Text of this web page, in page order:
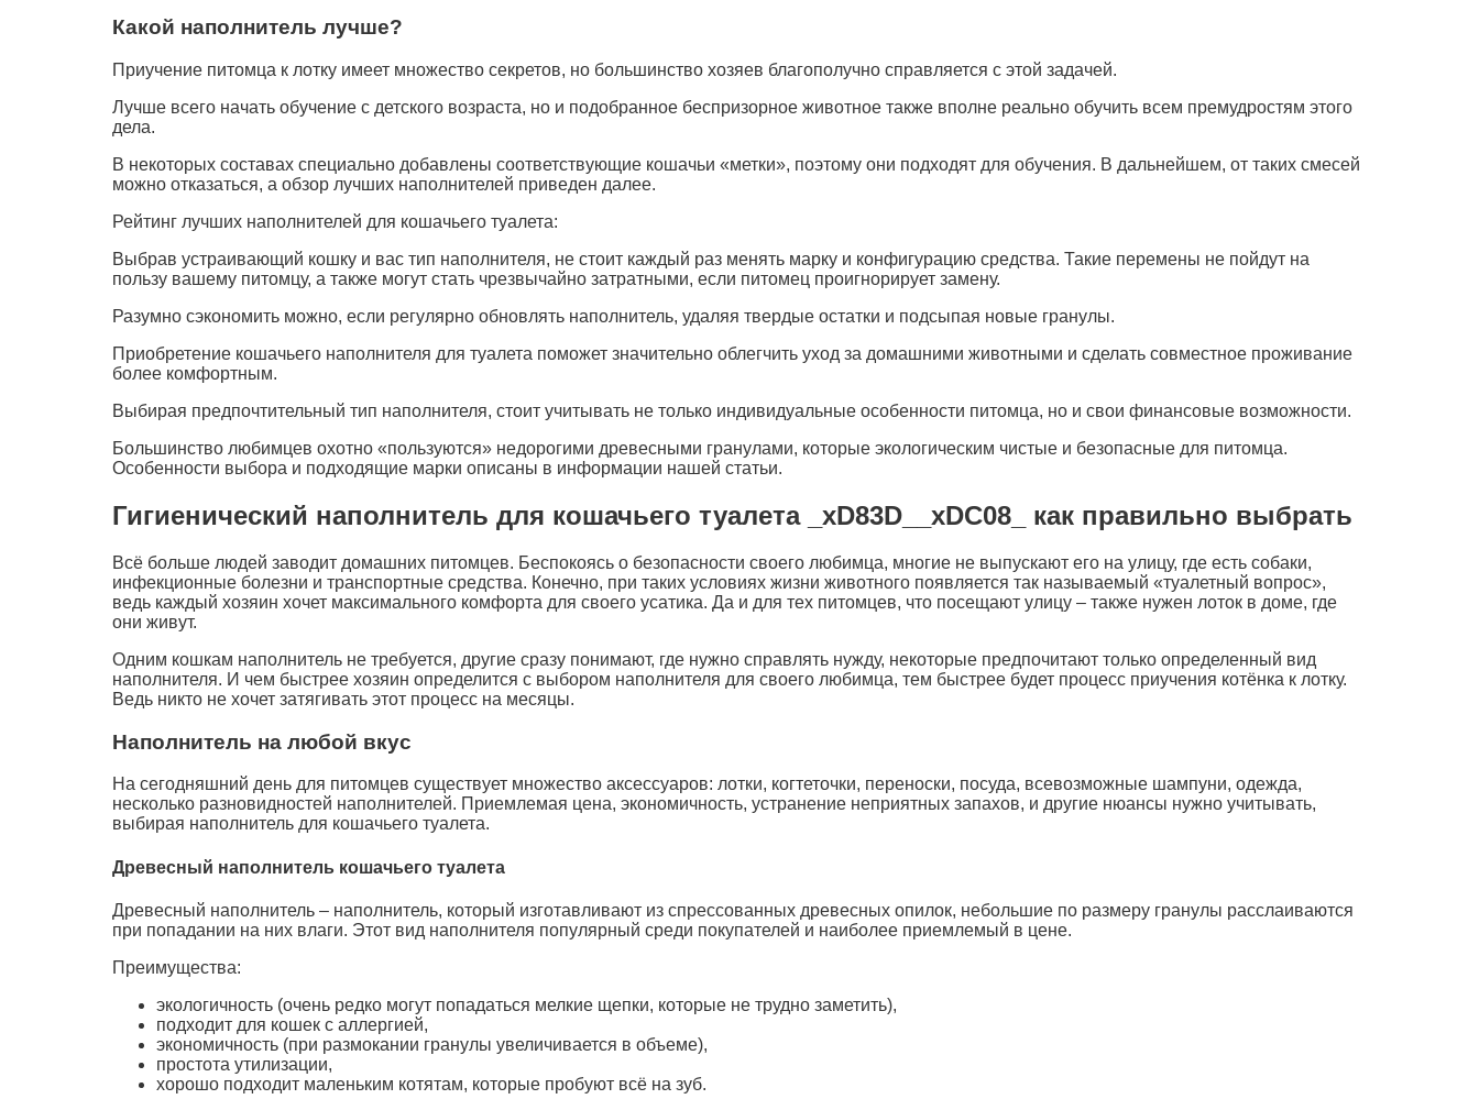
Какой наполнитель лучше?
Приучение питомца к лотку имеет множество секретов, но большинство хозяев благополучно справляется с этой задачей.
Лучше всего начать обучение с детского возраста, но и подобранное беспризорное животное также вполне реально обучить всем премудростям этого
дела.
В некоторых составах специально добавлены соответствующие кошачьи «метки», поэтому они подходят для обучения. В дальнейшем, от таких смесей
можно отказаться, а обзор лучших наполнителей приведен далее.
Рейтинг лучших наполнителей для кошачьего туалета:
Выбрав устраивающий кошку и вас тип наполнителя, не стоит каждый раз менять марку и конфигурацию средства. Такие перемены не пойдут на
пользу вашему питомцу, а также могут стать чрезвычайно затратными, если питомец проигнорирует замену.
Разумно сэкономить можно, если регулярно обновлять наполнитель, удаляя твердые остатки и подсыпая новые гранулы.
Приобретение кошачьего наполнителя для туалета поможет значительно облегчить уход за домашними животными и сделать совместное проживание
более комфортным.
Выбирая предпочтительный тип наполнителя, стоит учитывать не только индивидуальные особенности питомца, но и свои финансовые возможности.
Большинство любимцев охотно «пользуются» недорогими древесными гранулами, которые экологическим чистые и безопасные для питомца.
Особенности выбора и подходящие марки описаны в информации нашей статьи.
Гигиенический наполнитель для кошачьего туалета _xD83D__xDC08_ как правильно выбрать
Всё больше людей заводит домашних питомцев. Беспокоясь о безопасности своего любимца, многие не выпускают его на улицу, где есть собаки,
инфекционные болезни и транспортные средства. Конечно, при таких условиях жизни животного появляется так называемый «туалетный вопрос»,
ведь каждый хозяин хочет максимального комфорта для своего усатика. Да и для тех питомцев, что посещают улицу – также нужен лоток в доме, где
они живут.
Одним кошкам наполнитель не требуется, другие сразу понимают, где нужно справлять нужду, некоторые предпочитают только определенный вид
наполнителя. И чем быстрее хозяин определится с выбором наполнителя для своего любимца, тем быстрее будет процесс приучения котёнка к лотку.
Ведь никто не хочет затягивать этот процесс на месяцы.
Наполнитель на любой вкус
На сегодняшний день для питомцев существует множество аксессуаров: лотки, когтеточки, переноски, посуда, всевозможные шампуни, одежда,
несколько разновидностей наполнителей. Приемлемая цена, экономичность, устранение неприятных запахов, и другие нюансы нужно учитывать,
выбирая наполнитель для кошачьего туалета.
Древесный наполнитель кошачьего туалета
Древесный наполнитель – наполнитель, который изготавливают из спрессованных древесных опилок, небольшие по размеру гранулы расслаиваются
при попадании на них влаги. Этот вид наполнителя популярный среди покупателей и наиболее приемлемый в цене.
Преимущества:
экологичность (очень редко могут попадаться мелкие щепки, которые не трудно заметить),
подходит для кошек с аллергией,
экономичность (при размокании гранулы увеличивается в объеме),
простота утилизации,
хорошо подходит маленьким котятам, которые пробуют всё на зуб.